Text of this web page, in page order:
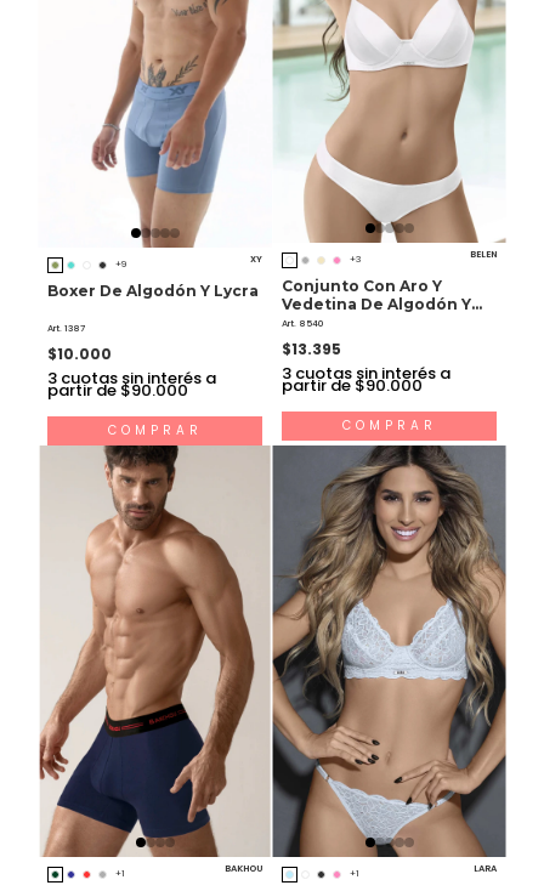
+9 XY
Boxer De Algodón Y Lycra
Art. 1387
$10.000
3 cuotas sin interés a
partir de $90.000
COMPRAR
+3 BELEN
Conjunto Con Aro Y
Vedetina De Algodón Y
Lycra
Art. 8540
$13.395
3 cuotas sin interés a
partir de $90.000
COMPRAR
+1 BAKHOU +1 LARA